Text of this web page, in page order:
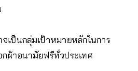
จเป็นกลุ่มเป้าหมายหลักในการ
ผ้าอนามัยฟรีทั่วประเทศ